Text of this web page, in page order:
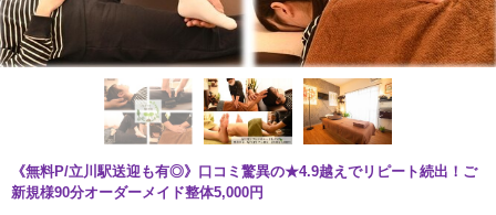
《無料P/立川駅送迎も有◎》口コミ驚異の★4.9越えでリピート続出！ご
新規様90分オーダーメイド整体5,000円